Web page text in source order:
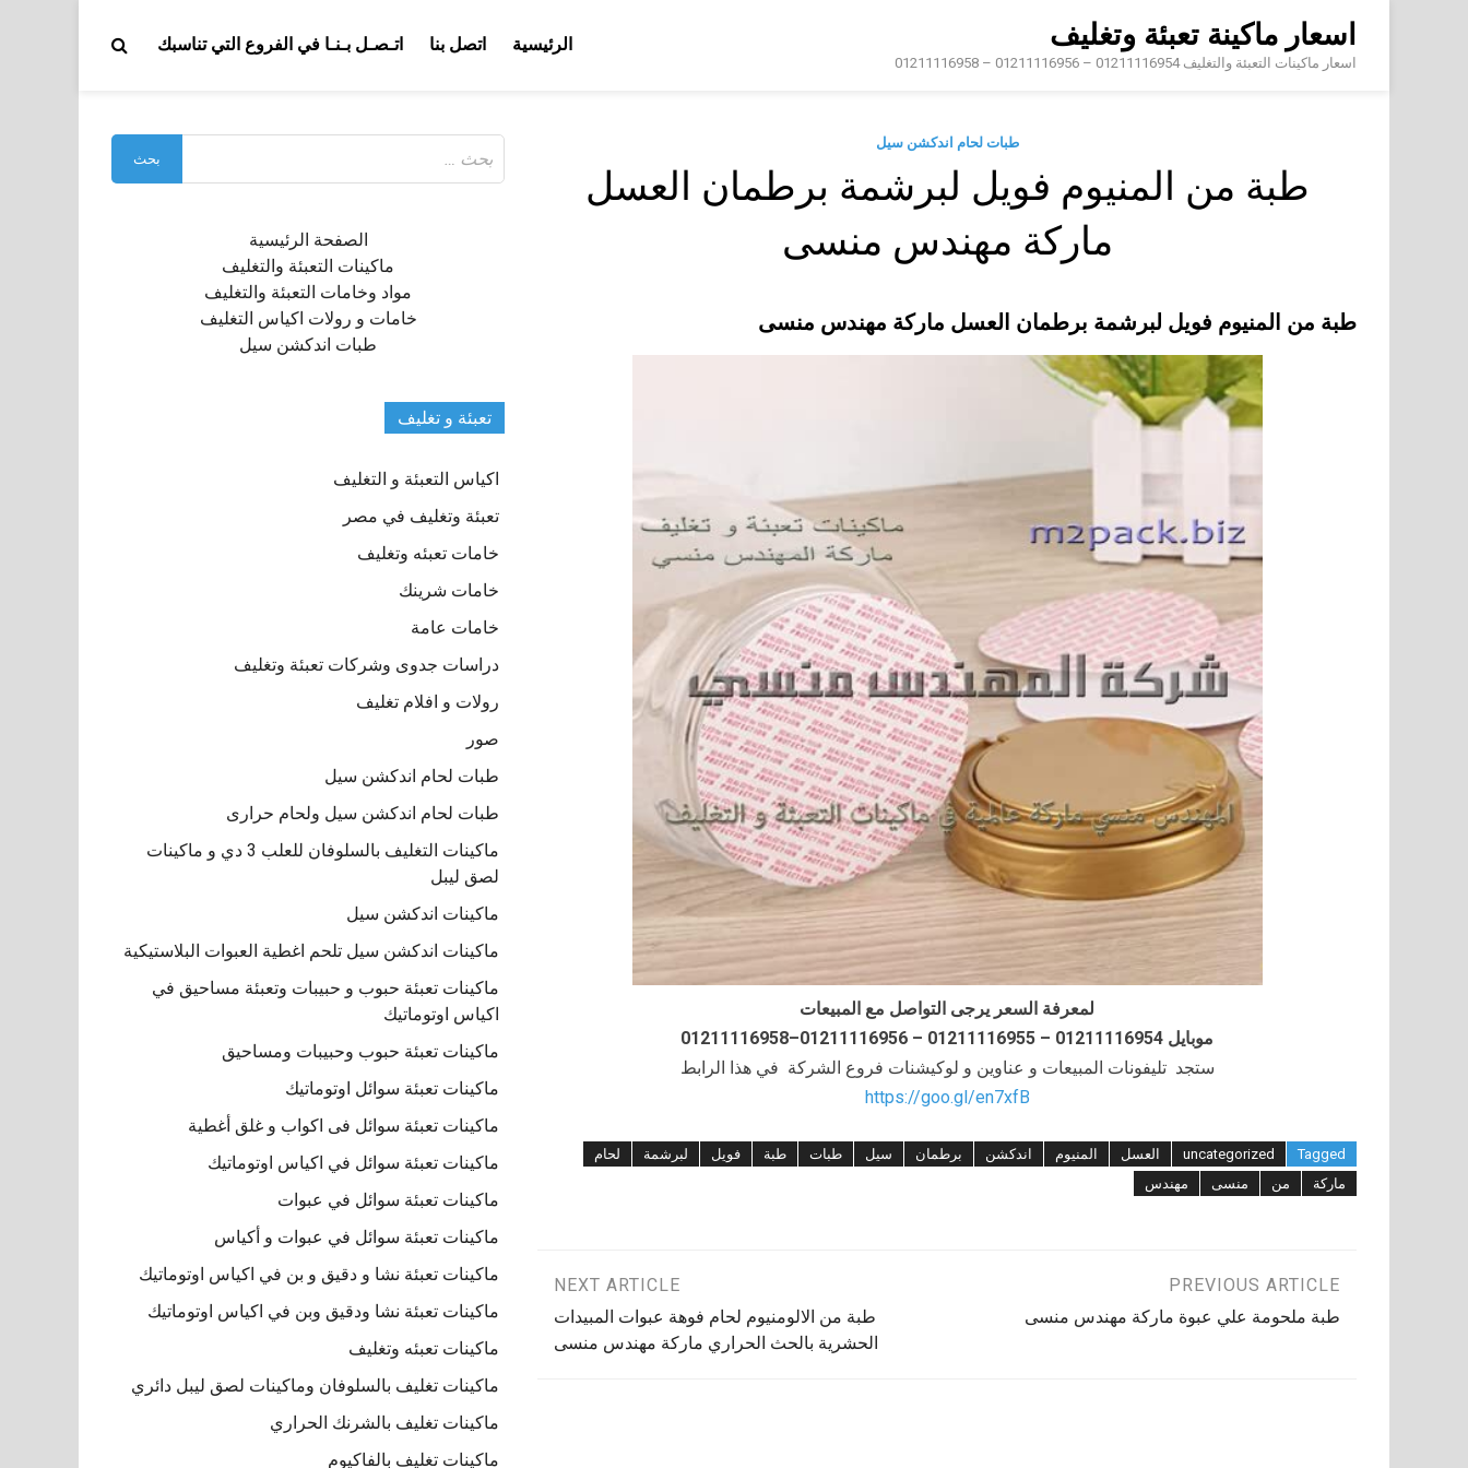
content
اسعار ماكينة تعبئة وتغليف
اسعار ماكينات التعبئة والتغليف 01211116954 – 01211116956 – 01211116958
الرئيسية اتصل بنا اتـصـل بـنـا في الفروع التي تناسبك
طبات لحام اندكشن سيل
طبة من المنيوم فويل لبرشمة برطمان العسل
ماركة مهندس منسى
طبة من المنيوم فويل لبرشمة برطمان العسل ماركة مهندس منسى
لمعرفة السعر يرجى التواصل مع المبيعات
موبايل 01211116954 – 01211116955 – 01211116956–01211116958
ستجد تليفونات المبيعات و عناوين و لوكيشنات فروع الشركة في هذا الرابط
https://goo.gl/en7xfB
Tagged
uncategorized العسل المنيوم اندكشن برطمان سيل طبات طبة فويل لبرشمة
لحام
ماركة
من منسى مهندس
تصفّح
PREVIOUS ARTICLE
طبة ملحومة علي عبوة ماركة مهندس منسى
NEXT ARTICLE
طبة من الالومنيوم لحام فوهة عبوات المبيدات
الحشرية بالحث الحراري ماركة مهندس منسى
عن:
الصفحة الرئيسية
ماكينات التعبئة والتغليف
مواد وخامات التعبئة والتغليف
خامات و رولات اكياس التغليف
طبات اندكشن سيل
تعبئة و تغليف
اكياس التعبئة و التغليف
تعبئة وتغليف في مصر
خامات تعبئه وتغليف
خامات شرينك
خامات عامة
دراسات جدوى وشركات تعبئة وتغليف
رولات و افلام تغليف
صور
طبات لحام اندكشن سيل
طبات لحام اندكشن سيل ولحام حرارى
ماكينات التغليف بالسلوفان للعلب 3 دي و ماكينات
لصق ليبل
ماكينات اندكشن سيل
ماكينات اندكشن سيل تلحم اغطية العبوات البلاستيكية
ماكينات تعبئة حبوب و حبيبات وتعبئة مساحيق في
اكياس اوتوماتيك
ماكينات تعبئة حبوب وحبيبات ومساحيق
ماكينات تعبئة سوائل اوتوماتيك
ماكينات تعبئة سوائل فى اكواب و غلق أغطية
ماكينات تعبئة سوائل في اكياس اوتوماتيك
ماكينات تعبئة سوائل في عبوات
ماكينات تعبئة سوائل في عبوات و أكياس
ماكينات تعبئة نشا و دقيق و بن في اكياس اوتوماتيك
ماكينات تعبئة نشا ودقيق وبن في اكياس اوتوماتيك
ماكينات تعبئه وتغليف
ماكينات تغليف بالسلوفان وماكينات لصق ليبل دائري
ماكينات تغليف بالشرنك الحراري
ماكينات تغليف بالفاكيوم